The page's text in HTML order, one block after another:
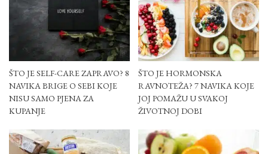
ŠTO JE SELF-CARE ZAPRAVO? 8
NAVIKA BRIGE O SEBI KOJE
NISU SAMO PJENA ZA
KUPANJE
ŠTO JE HORMONSKA
RAVNOTEŽA? 7 NAVIKA KOJE
JOJ POMAŽU U SVAKOJ
ŽIVOTNOJ DOBI